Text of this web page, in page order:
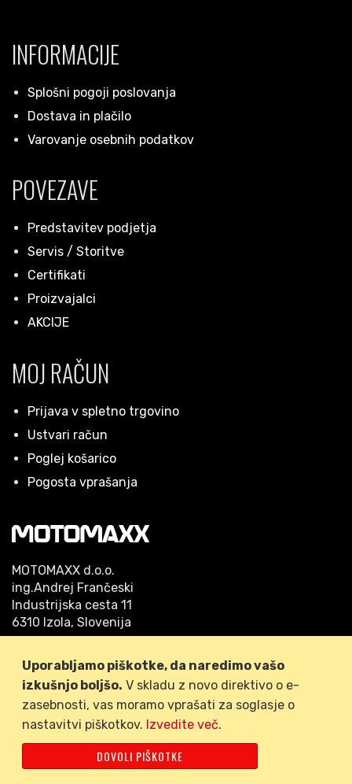
Uporabljamo piškotke, da naredimo vašo
izkušnjo boljšo. V skladu z novo direktivo o e-
zasebnosti, vas moramo vprašati za soglasje o
nastavitvi piškotkov. Izvedite več.
DOVOLI PIŠKOTKE
INFORMACIJE
Splošni pogoji poslovanja
Dostava in plačilo
Varovanje osebnih podatkov
POVEZAVE
Predstavitev podjetja
Servis / Storitve
Certifikati
Proizvajalci
AKCIJE
MOJ RAČUN
Prijava v spletno trgovino
Ustvari račun
Poglej košarico
Pogosta vprašanja
MOTOMAXX d.o.o.
ing.Andrej Frančeski
Industrijska cesta 11
6310 Izola, Slovenija
Telefon: 05/640 42 53
GSM: 041/778-509
FACEBOOK